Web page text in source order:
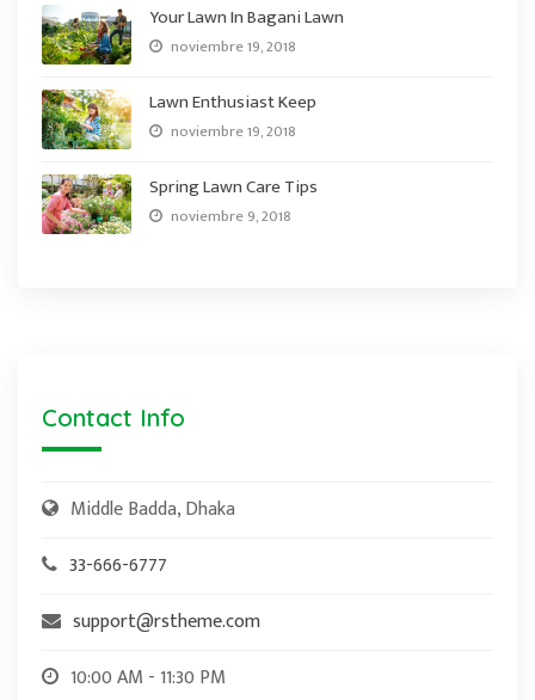
Your Lawn In Bagani Lawn
noviembre 19, 2018
Lawn Enthusiast Keep
noviembre 19, 2018
Spring Lawn Care Tips
noviembre 9, 2018
Contact Info
Middle Badda, Dhaka
33-666-6777
support@rstheme.com
10:00 AM - 11:30 PM